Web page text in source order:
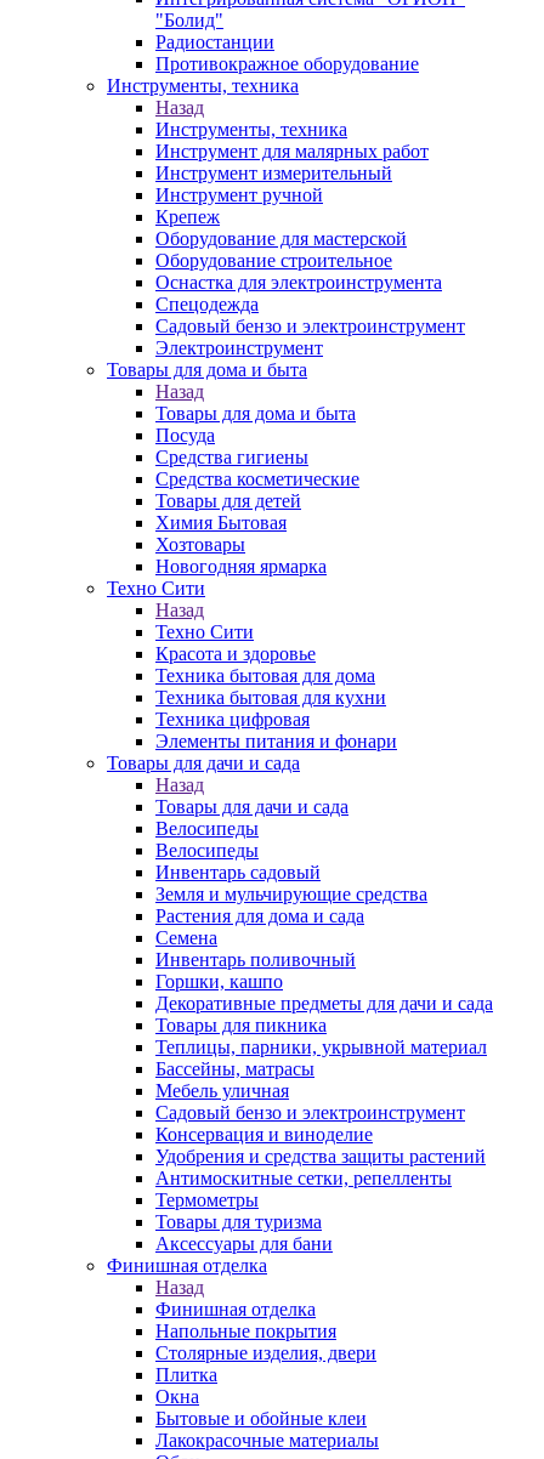
"Болид"
Радиостанции
Противокражное оборудование
Инструменты, техника
Назад
Инструменты, техника
Инструмент для малярных работ
Инструмент измерительный
Инструмент ручной
Крепеж
Оборудование для мастерской
Оборудование строительное
Оснастка для электроинструмента
Спецодежда
Садовый бензо и электроинструмент
Электроинструмент
Товары для дома и быта
Назад
Товары для дома и быта
Посуда
Средства гигиены
Средства косметические
Товары для детей
Химия Бытовая
Хозтовары
Новогодняя ярмарка
Техно Сити
Назад
Техно Сити
Красота и здоровье
Техника бытовая для дома
Техника бытовая для кухни
Техника цифровая
Элементы питания и фонари
Товары для дачи и сада
Назад
Товары для дачи и сада
Велосипеды
Велосипеды
Инвентарь садовый
Земля и мульчирующие средства
Растения для дома и сада
Семена
Инвентарь поливочный
Горшки, кашпо
Декоративные предметы для дачи и сада
Товары для пикника
Теплицы, парники, укрывной материал
Бассейны, матрасы
Мебель уличная
Садовый бензо и электроинструмент
Консервация и виноделие
Удобрения и средства защиты растений
Антимоскитные сетки, репелленты
Термометры
Товары для туризма
Аксессуары для бани
Финишная отделка
Назад
Финишная отделка
Напольные покрытия
Столярные изделия, двери
Плитка
Окна
Бытовые и обойные клеи
Лакокрасочные материалы